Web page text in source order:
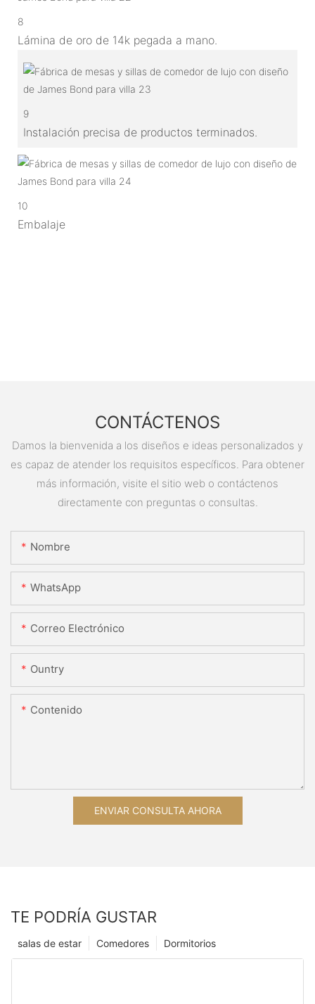
8
Lámina de oro de 14k pegada a mano.
9
Instalación precisa de productos terminados.
10
Embalaje
CONTÁCTENOS
Damos la bienvenida a los diseños e ideas personalizados y
es capaz de atender los requisitos específicos. Para obtener
más información, visite el sitio web o contáctenos
directamente con preguntas o consultas.
Nombre
WhatsApp
Correo Electrónico
Ountry
Contenido
ENVIAR CONSULTA AHORA
TE PODRÍA GUSTAR
Dormitorios
Comedores
salas de estar